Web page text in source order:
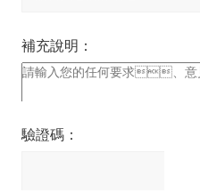
補充說明：
驗證碼：